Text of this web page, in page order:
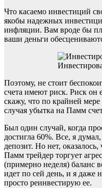
Что касаемо инвестиций
якобы надежных
инфляции. Вам вроде бы
ваши деньги
Поэтому, не стоит
счета имеют риск. Риск он
скажу, что по крайней
случая убытка на Памм
Был один случай, когда
достигла 60%. Все, я
депозит. Но нет,
Памм трейдер торгует
(примерно неделя) баланс
идет по сей день, и я
просто реинвестирую ее.